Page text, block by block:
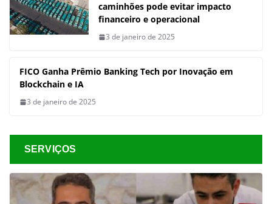
caminhões pode evitar impacto
financeiro e operacional
3 de janeiro de 2025
FICO Ganha Prêmio Banking Tech por Inovação em
Blockchain e IA
3 de janeiro de 2025
SERVIÇOS